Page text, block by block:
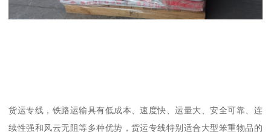
货运专线，铁路运输具有低成本、速度快、运量大、安全可靠、连
续性强和风云无阻等多种优势，货运专线特别适合大型笨重物品的